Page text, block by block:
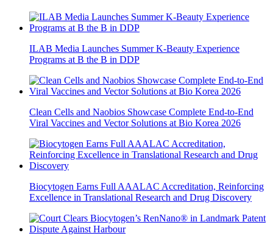
ILAB Media Launches Summer K-Beauty Experience
Programs at B the B in DDP
Clean Cells and Naobios Showcase Complete End-to-End
Viral Vaccines and Vector Solutions at Bio Korea 2026
Biocytogen Earns Full AAALAC Accreditation, Reinforcing
Excellence in Translational Research and Drug Discovery